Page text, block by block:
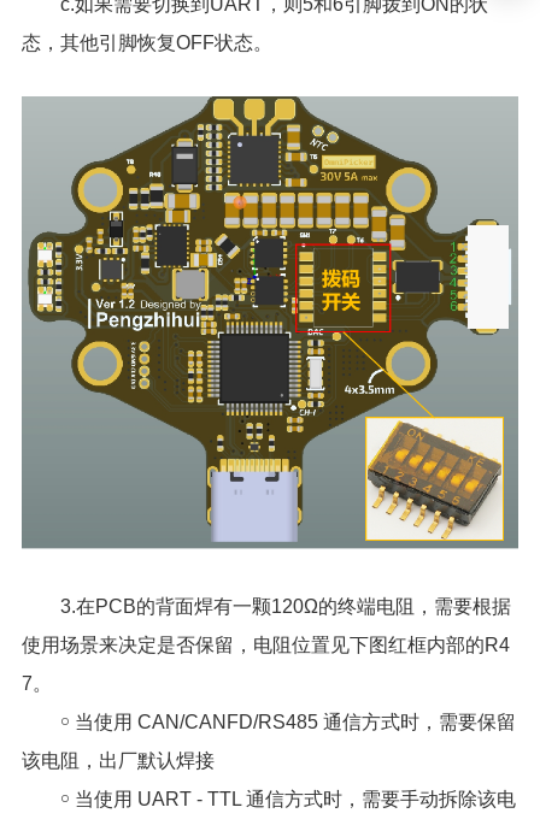
c.如果需要切换到UART，则5和6引脚拨到ON的状
态，其他引脚恢复OFF状态。
3.在PCB的背面焊有一颗120Ω的终端电阻，需要根据
使用场景来决定是否保留，电阻位置见下图红框内部的R4
7。
￮ 当使用 CAN/CANFD/RS485 通信方式时，需要保留
该电阻，出厂默认焊接
￮ 当使用 UART - TTL 通信方式时，需要手动拆除该电